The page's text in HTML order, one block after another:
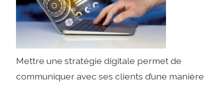
Mettre une stratégie digitale permet de
communiquer avec ses clients d’une manière